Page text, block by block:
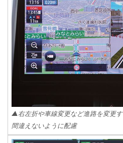
▲右左折や車線変更など進路を変更
間違えないように配慮